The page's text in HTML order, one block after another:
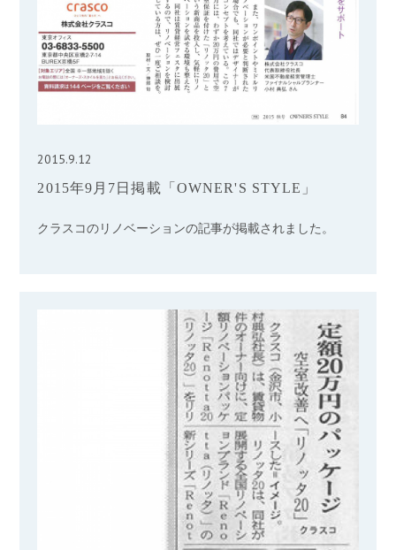
2015.9.12
2015年9月7日掲載「OWNER'S STYLE」
クラスコのリノベーションの記事が掲載されました。